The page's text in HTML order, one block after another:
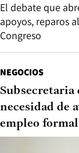
El debate que
apoyos, reparos
Congreso
NEGOCIOS
Subsecretaria
necesidad de
empleo